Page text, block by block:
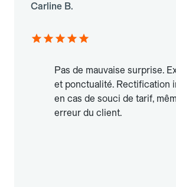
Carline B.
Pas de mauvaise surprise.
et ponctualité. Rectification
en cas de souci de tarif,
erreur du client.